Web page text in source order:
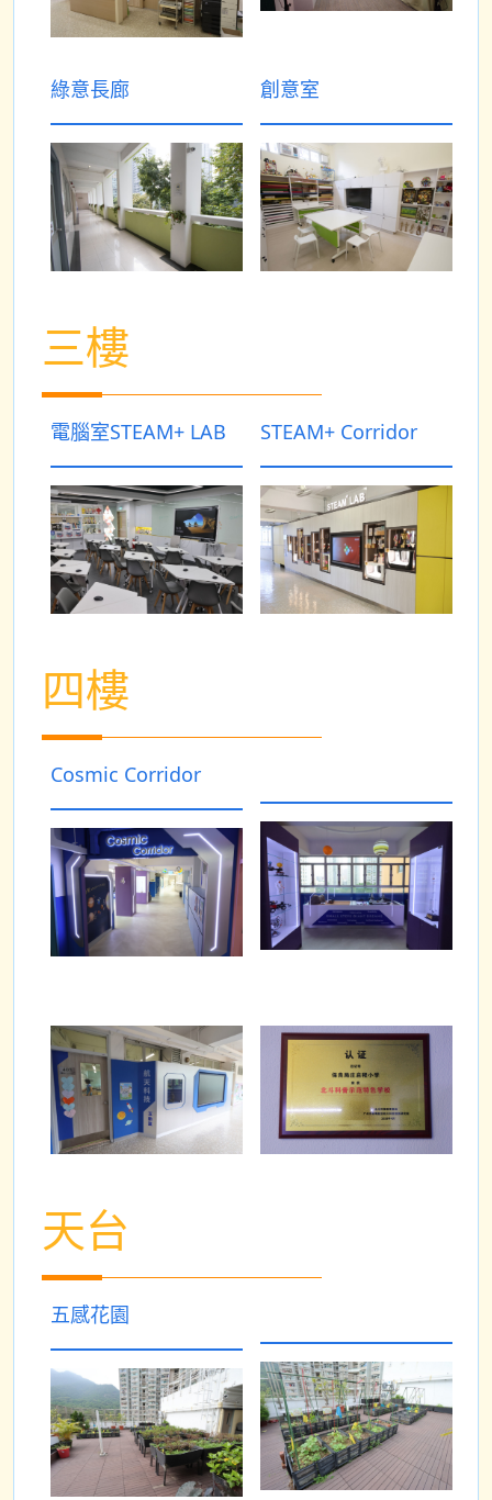
綠意長廊 創意室
三樓
電腦室STEAM+ LAB STEAM+ Corridor
四樓
Cosmic Corridor
天台
五感花園